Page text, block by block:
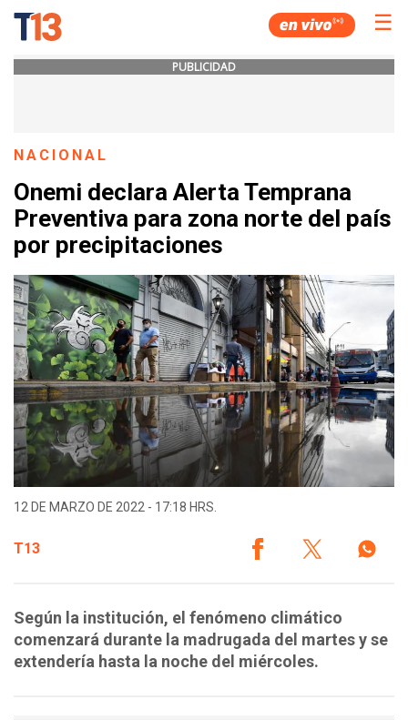
☰
PUBLICIDAD
NACIONAL
Onemi declara Alerta Temprana
Preventiva para zona norte del país
por precipitaciones
12 DE MARZO DE 2022 - 17:18 HRS.
T13
Según la institución, el fenómeno climático
comenzará durante la madrugada del martes y se
extendería hasta la noche del miércoles.